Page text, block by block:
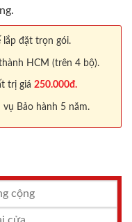
lắp đặt trọn gói.
HCM (trên 4 bộ).
trị giá 250.000đ.
Bảo hành 5 năm.